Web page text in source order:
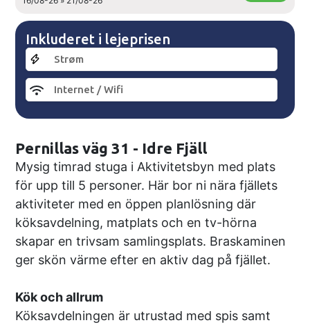
Inkluderet i lejeprisen
Strøm
Internet / Wifi
Pernillas väg 31 - Idre Fjäll
Mysig timrad stuga i Aktivitetsbyn med plats
för upp till 5 personer. Här bor ni nära fjällets
aktiviteter med en öppen planlösning där
köksavdelning, matplats och en tv-hörna
skapar en trivsam samlingsplats. Braskaminen
ger skön värme efter en aktiv dag på fjället.
Kök och allrum
Köksavdelningen är utrustad med spis samt